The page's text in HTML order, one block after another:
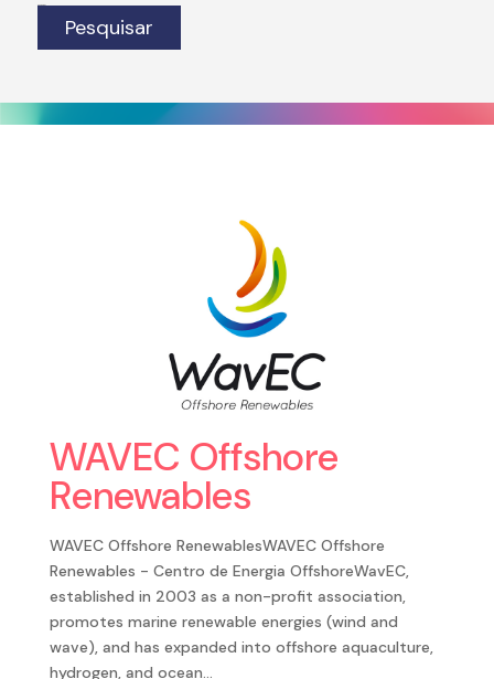
WAVEC Offshore
Renewables
WAVEC Offshore RenewablesWAVEC Offshore
Renewables - Centro de Energia OffshoreWavEC,
established in 2003 as a non-profit association,
promotes marine renewable energies (wind and
wave), and has expanded into offshore aquaculture,
hydrogen, and ocean...